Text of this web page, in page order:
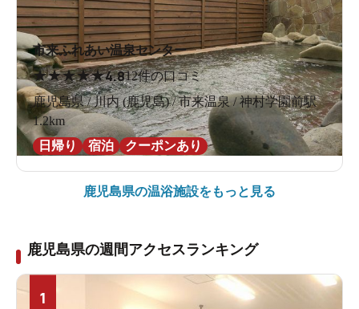
市来ふれあい温泉センター
★★★★★4.812件の口コミ
鹿児島県 / 川内 (鹿児島) / 市来温泉 / 神村学園前駅
1.2km
日帰り
宿泊 クーポンあり
鹿児島県の温浴施設をもっと見る
鹿児島県の週間アクセスランキング
1